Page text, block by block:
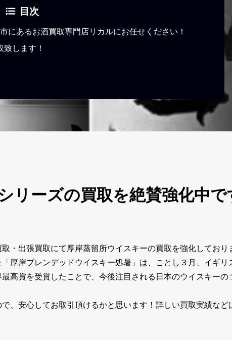
目次
にあるお酒買取専門店リカルにお任せください！
します！
リーズの買取を絶賛強化中で
・出張買取にて厚岸蒸留所ウイスキーの買取を強化しており
厚岸ブレンデッドウイスキー処暑」は、ことし３月、イギリ
高賞を受賞したことで、今後注目される日本のウイスキー
、安心してお取引頂けるかと思います！詳しい買取実績な